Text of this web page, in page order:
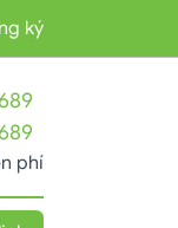
ký
phí